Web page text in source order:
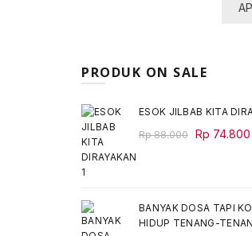
PRODUK ON SALE
ESOK JILBAB KITA
Rp88.000 Original
Rp 74.800
BANYAK DOSA TAPI
HIDUP TENANG-